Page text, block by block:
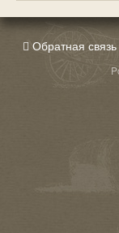
Обратная связь